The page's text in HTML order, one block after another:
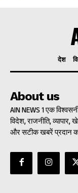
देश
About us
AIN NEWS 1 एक
विदेश, राजनीति,
और सटीक खबरें प्रदान